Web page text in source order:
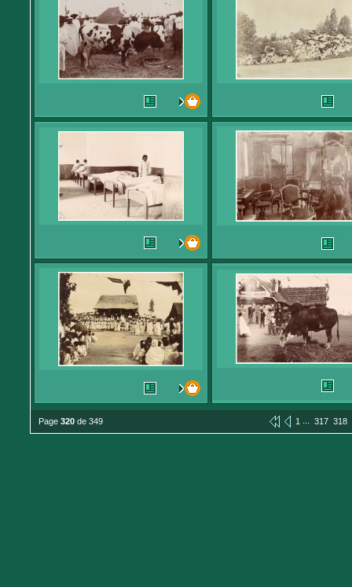
Page 320 de 349 1 ... 317 318